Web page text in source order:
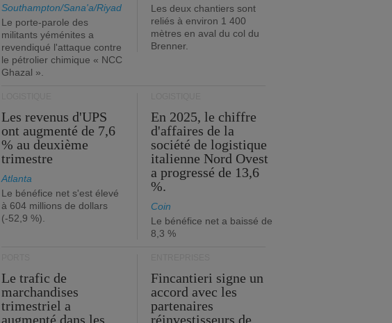
Southampton/Sana'a/Riyad
Le porte-parole des
militants yéménites a
revendiqué l'attaque contre
le pétrolier chimique « NCC
Ghazal ».
Les deux chantiers sont
reliés à environ 1 400
mètres en aval du col du
Brenner.
Les revenus d'UPS
ont augmenté de 7,6
% au deuxième
trimestre
Atlanta
Le bénéfice net s'est élevé
à 604 millions de dollars
(-52,9 %).
En 2025, le chiffre
d'affaires de la
société de logistique
italienne Nord Ovest
a progressé de 13,6
%.
Coin
Le bénéfice net a baissé de
8,3 %
Le trafic de
marchandises
trimestriel a
augmenté dans les
Fincantieri signe un
accord avec les
partenaires
réinvestisseurs de